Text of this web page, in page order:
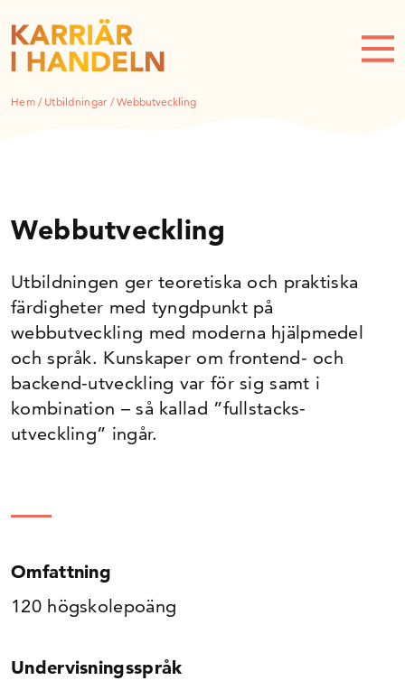
Hem/ Utbildningar /Webbutveckling
Webbutveckling
Utbildningen ger teoretiska och praktiska
färdigheter med tyngdpunkt på
webbutveckling med moderna hjälpmedel
och språk. Kunskaper om frontend- och
backend-utveckling var för sig samt i
kombination – så kallad ”fullstacks-
utveckling” ingår.
Omfattning
120 högskolepoäng
Undervisningsspråk